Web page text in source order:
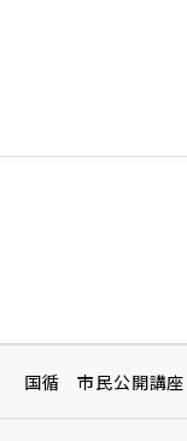
国循 市民公開講座